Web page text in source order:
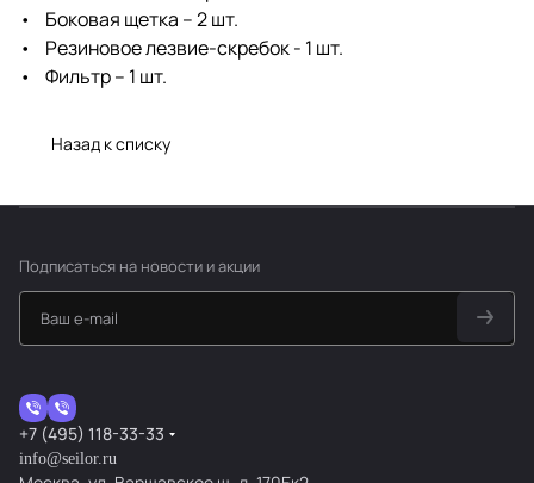
• Боковая щетка – 2 шт.
• Резиновое лезвие-скребок - 1 шт.
• Фильтр – 1 шт.
Назад к списку
Подписаться на новости и акции
+7 (495) 118-33-33
info@seilor.ru